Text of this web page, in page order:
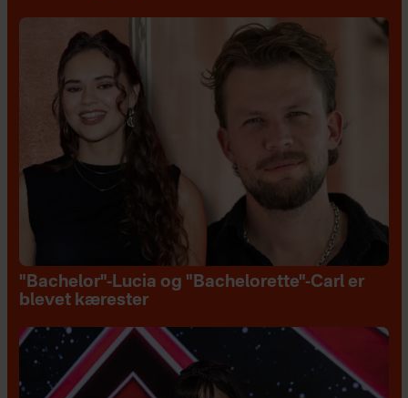
"Bachelor"-Lucia og "Bachelorette"-Carl er
blevet kærester